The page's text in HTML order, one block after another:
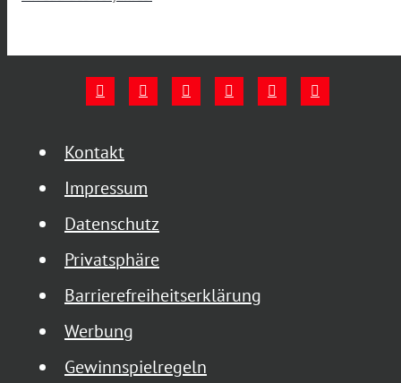
Kontakt
Impressum
Datenschutz
Privatsphäre
Barrierefreiheitserklärung
Werbung
Gewinnspielregeln